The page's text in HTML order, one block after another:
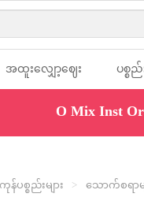
အထူးလျှော့ဈေး ပစ္စ
လမ်း
O Mix Inst
ပစ္စည်းများ သောက်စရာမ